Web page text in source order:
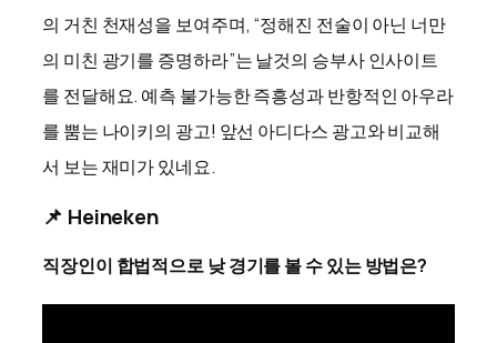
의 거친 천재성을 보여주며, “정해진 전술이 아닌 너만
의 미친 광기를 증명하라”는 날것의 승부사 인사이트
를 전달해요. 예측 불가능한 즉흥성과 반항적인 아우라
를 뿜는 나이키의 광고! 앞선 아디다스 광고와 비교해
서 보는 재미가 있네요.
📌 Heineken
직장인이 합법적으로 낮 경기를 볼 수 있는 방법은?